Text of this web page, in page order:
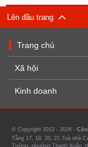
Lên đầu trang
Trang chủ
Xã hội
Kinh doanh
© Copyright 2012 - 2026 -
Tầng 17, 19, 20, 21 Toà nhà
Tưởng, phường Thanh Xuân,